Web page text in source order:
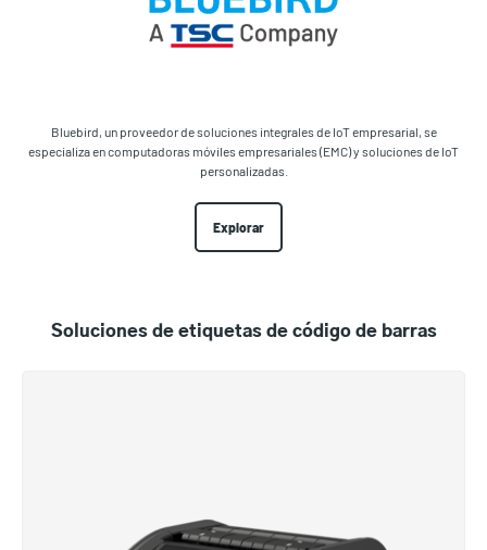
Bluebird, un proveedor de soluciones integrales de IoT empresarial, se
especializa en computadoras móviles empresariales (EMC) y soluciones de IoT
personalizadas.
Explorar
Soluciones de etiquetas de código de barras